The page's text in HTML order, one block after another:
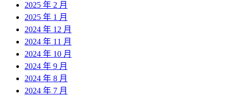
2025 年 2 月
2025 年 1 月
2024 年 12 月
2024 年 11 月
2024 年 10 月
2024 年 9 月
2024 年 8 月
2024 年 7 月